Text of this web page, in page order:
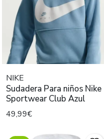
NIKE
Sudadera Para niños Nike
Sportwear Club Azul
49,99€